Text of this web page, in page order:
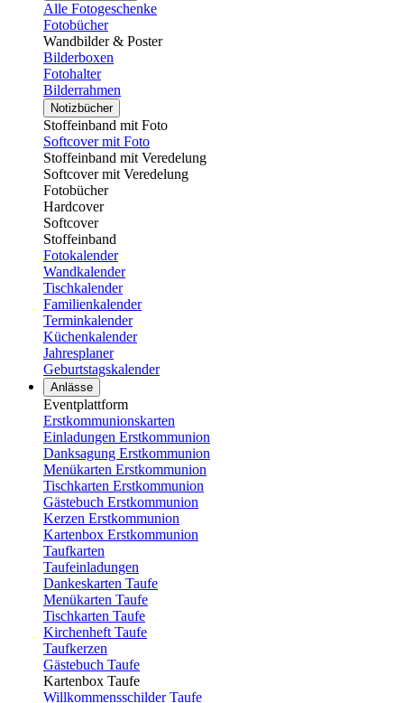
Alle Fotogeschenke
Fotobücher
Wandbilder & Poster
Bilderboxen
Fotohalter
Bilderrahmen
Notizbücher
Stoffeinband mit Foto
Softcover mit Foto
Stoffeinband mit Veredelung
Softcover mit Veredelung
Fotobücher
Hardcover
Softcover
Stoffeinband
Fotokalender
Wandkalender
Tischkalender
Familienkalender
Terminkalender
Küchenkalender
Jahresplaner
Geburtstagskalender
Anlässe
Eventplattform
Erstkommunionskarten
Einladungen Erstkommunion
Danksagung Erstkommunion
Menükarten Erstkommunion
Tischkarten Erstkommunion
Gästebuch Erstkommunion
Kerzen Erstkommunion
Kartenbox Erstkommunion
Taufkarten
Taufeinladungen
Dankeskarten Taufe
Menükarten Taufe
Tischkarten Taufe
Kirchenheft Taufe
Taufkerzen
Gästebuch Taufe
Kartenbox Taufe
Willkommensschilder Taufe